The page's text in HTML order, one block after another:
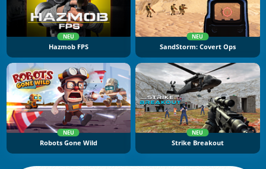
NEU
Hazmob FPS
NEU
SandStorm: Covert Ops
NEU
Robots Gone Wild
NEU
Strike Breakout